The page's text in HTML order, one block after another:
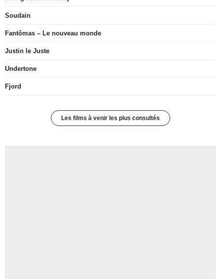
Soudain
Fantômas – Le nouveau monde
Justin le Juste
Undertone
Fjord
Les films à venir les plus consultés